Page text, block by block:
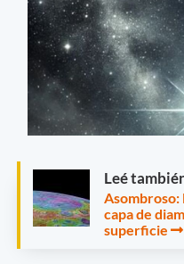
Leé
capa de
superficie